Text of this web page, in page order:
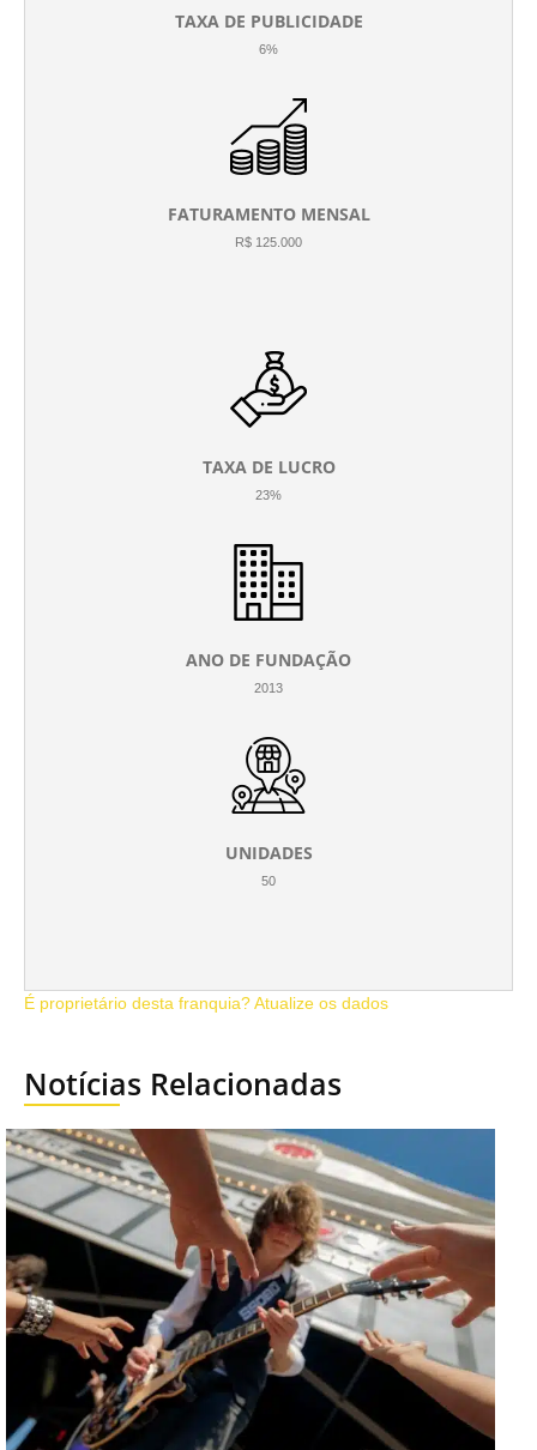
TAXA DE PUBLICIDADE
6%
FATURAMENTO MENSAL
R$ 125.000
TAXA DE LUCRO
23%
ANO DE FUNDAÇÃO
2013
UNIDADES
50
É proprietário desta franquia? Atualize os dados
Notícias Relacionadas